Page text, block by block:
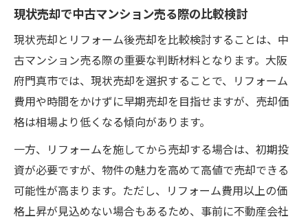
現状売却で中古マンション売る際の比較検討
現状売却とリフォーム後売却を比較検討することは、中
古マンション売る際の重要な判断材料となります。大阪
府門真市では、現状売却を選択することで、リフォーム
費用や時間をかけずに早期売却を目指せますが、売却価
格は相場より低くなる傾向があります。
一方、リフォームを施してから売却する場合は、初期投
資が必要ですが、物件の魅力を高めて高値で売却できる
可能性が高まります。ただし、リフォーム費用以上の価
格上昇が見込めない場合もあるため、事前に不動産会社